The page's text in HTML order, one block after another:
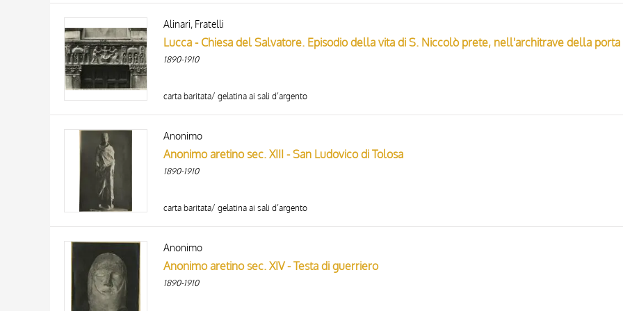
Alinari, Fratelli
1890-1910
carta baritata/ gelatina ai sali d’argento
Anonimo
Anonimo aretino sec. XIII - San Ludovico di Tolosa
1890-1910
carta baritata/ gelatina ai sali d’argento
Anonimo
Anonimo aretino sec. XIV - Testa di guerriero
1890-1910